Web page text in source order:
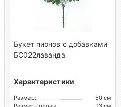
Букет пионов с добавками
БС022лаванда
Характеристики
Размер:
50 см